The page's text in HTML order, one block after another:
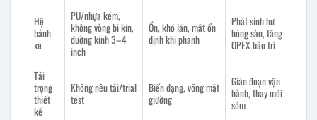
Hệ
bánh
xe
PU/nhựa kém,
không vòng bi kín,
đường kính 3–4
inch
Ồn, khó lăn, mất ổn
định khi phanh
Phát sinh hư
hỏng sàn, tăng
OPEX bảo trì
Tải
trọng
thiết
kế
Không nêu tải/trial
test
Biến dạng, võng mặt
giường
Gián đoạn vận
hành, thay mới
sớm